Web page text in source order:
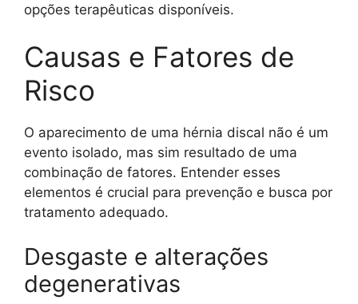
opções terapêuticas disponíveis.
Causas e Fatores de
Risco
O aparecimento de uma hérnia discal não é um
evento isolado, mas sim resultado de uma
combinação de fatores. Entender esses
elementos é crucial para prevenção e busca por
tratamento adequado.
Desgaste e alterações
degenerativas